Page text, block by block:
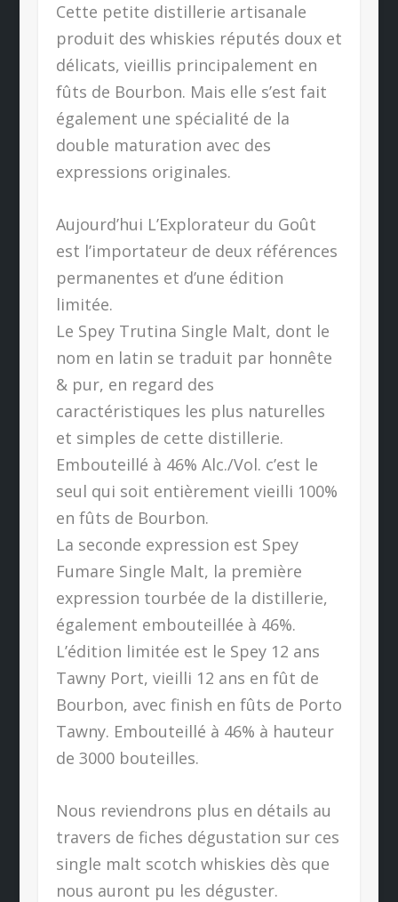
Cette petite distillerie artisanale
produit des whiskies réputés doux et
délicats, vieillis principalement en
fûts de Bourbon. Mais elle s’est fait
également une spécialité de la
double maturation avec des
expressions originales.
Aujourd’hui L’Explorateur du Goût
est l’importateur de deux références
permanentes et d’une édition
limitée.
Le Spey Trutina Single Malt, dont le
nom en latin se traduit par honnête
& pur, en regard des
caractéristiques les plus naturelles
et simples de cette distillerie.
Embouteillé à 46% Alc./Vol. c’est le
seul qui soit entièrement vieilli 100%
en fûts de Bourbon.
La seconde expression est Spey
Fumare Single Malt, la première
expression tourbée de la distillerie,
également embouteillée à 46%.
L’édition limitée est le Spey 12 ans
Tawny Port, vieilli 12 ans en fût de
Bourbon, avec finish en fûts de Porto
Tawny. Embouteillé à 46% à hauteur
de 3000 bouteilles.
Nous reviendrons plus en détails au
travers de fiches dégustation sur ces
single malt scotch whiskies dès que
nous auront pu les déguster.